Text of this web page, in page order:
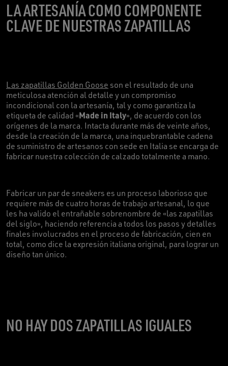
LA ARTESANÍA COMO COMPONENTE
CLAVE DE NUESTRAS ZAPATILLAS
Las zapatillas Golden Goose son el resultado de una
meticulosa atención al detalle y un compromiso
incondicional con la artesanía, tal y como garantiza la
etiqueta de calidad «Made in Italy», de acuerdo con los
orígenes de la marca. Intacta durante más de veinte años,
desde la creación de la marca, una inquebrantable cadena
de suministro de artesanos con sede en Italia se encarga de
fabricar nuestra colección de calzado totalmente a mano.
Fabricar un par de sneakers es un proceso laborioso que
requiere más de cuatro horas de trabajo artesanal, lo que
les ha valido el entrañable sobrenombre de «las zapatillas
del siglo», haciendo referencia a todos los pasos y detalles
finales involucrados en el proceso de fabricación, cien en
total, como dice la expresión italiana original, para lograr un
diseño tan único.
NO HAY DOS ZAPATILLAS IGUALES